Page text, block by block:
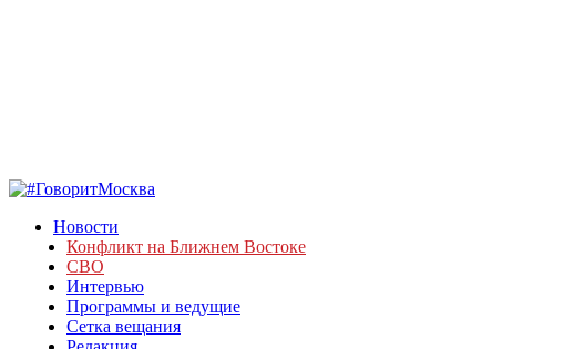
Новости
Конфликт на Ближнем Востоке
СВО
Интервью
Программы и ведущие
Сетка вещания